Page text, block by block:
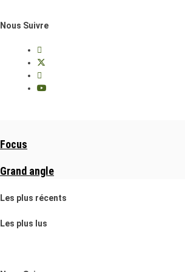
Nous Suivre
Focus
Grand angle
Les plus récents
Les plus lus